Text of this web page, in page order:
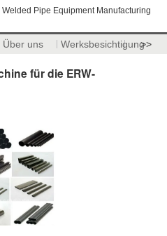
Welded Pipe Equipment Manufacturing
Über uns Werksbesichtigung>>
für die ERW-